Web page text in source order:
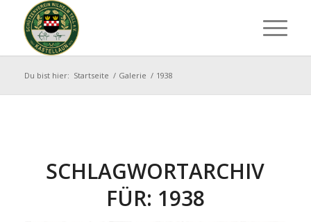
Du bist hier: Startseite / Galerie / 1938
SCHLAGWORTARCHIV
FÜR: 1938